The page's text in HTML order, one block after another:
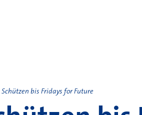
Schützen bis Fridays for Future